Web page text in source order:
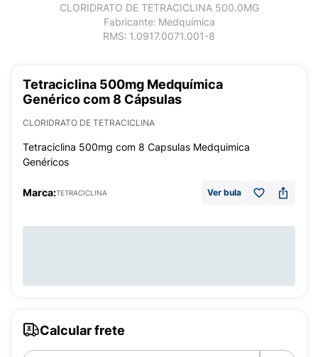
CLORIDRATO DE TETRACICLINA 500.0MG
Fabricante: Medquímica
RMS: 1.0917.0071.001-8
Tetraciclina 500mg Medquímica
Genérico com 8 Cápsulas
CLORIDRATO DE TETRACICLINA
Tetraciclina 500mg com 8 Capsulas Medquimica
Genéricos
Marca:TETRACICLINA Ver bula
Calcular frete